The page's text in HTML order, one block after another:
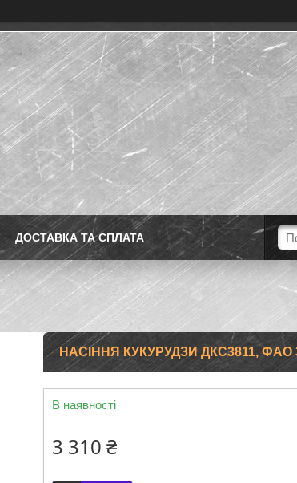
ДОСТАВКА ТА СПЛАТА
НАСІННЯ КУКУРУДЗИ ДКС3811, ФАО
В наявності
3 310 ₴